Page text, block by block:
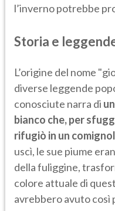
l’inverno potrebbe
Storia e
L’origine del nome
diverse leggende
conosciute narra di
bianco che, per
rifugiò in un
uscì, le sue piume
della fuliggine,
colore attuale di
avrebbero avuto così